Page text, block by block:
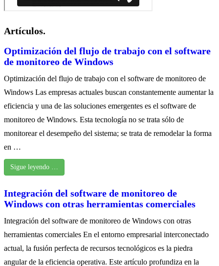
Artículos.
Optimización del flujo de trabajo con el software
de monitoreo de Windows
Optimización del flujo de trabajo con el software de monitoreo de
Windows Las empresas actuales buscan constantemente aumentar la
eficiencia y una de las soluciones emergentes es el software de
monitoreo de Windows. Esta tecnología no se trata sólo de
monitorear el desempeño del sistema; se trata de remodelar la forma
en …
Sigue leyendo …
Integración del software de monitoreo de
Windows con otras herramientas comerciales
Integración del software de monitoreo de Windows con otras
herramientas comerciales En el entorno empresarial interconectado
actual, la fusión perfecta de recursos tecnológicos es la piedra
angular de la eficiencia operativa. Este artículo profundiza en la